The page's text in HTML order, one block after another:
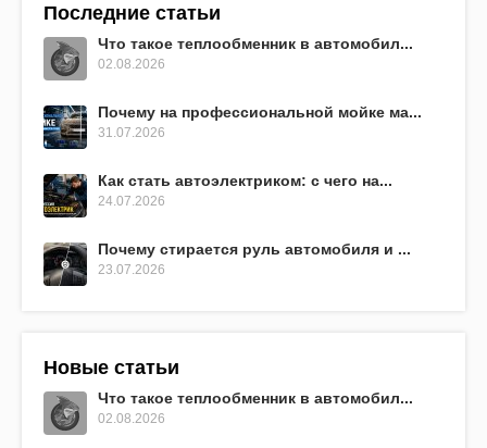
Последние статьи
Что такое теплообменник в автомобил...
02.08.2026
Почему на профессиональной мойке ма...
31.07.2026
Как стать автоэлектриком: с чего на...
24.07.2026
Почему стирается руль автомобиля и ...
23.07.2026
Новые статьи
Что такое теплообменник в автомобил...
02.08.2026